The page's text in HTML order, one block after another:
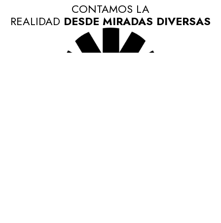
CONTAMOS LA
REALIDAD DESDE MIRADAS DIVERSAS